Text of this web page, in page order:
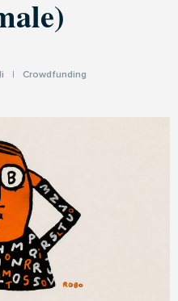
Crowdfunding